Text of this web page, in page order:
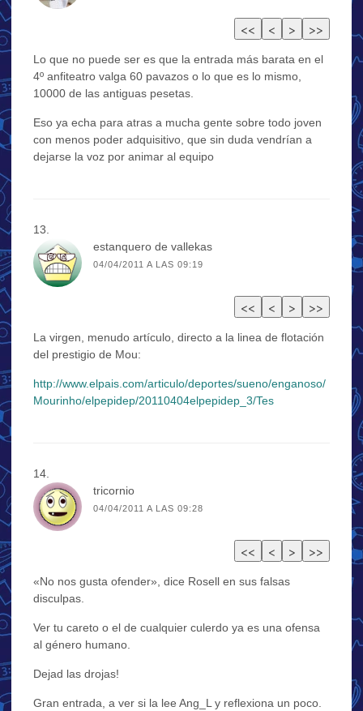
Lo que no puede ser es que la entrada más barata en el
4º anfiteatro valga 60 pavazos o lo que es lo mismo,
10000 de las antiguas pesetas.
Eso ya echa para atras a mucha gente sobre todo joven
con menos poder adquisitivo, que sin duda vendrían a
dejarse la voz por animar al equipo
estanquero de vallekas
04/04/2011 A LAS 09:19
La virgen, menudo artículo, directo a la linea de flotación
del prestigio de Mou:
http://www.elpais.com/articulo/deportes/sueno/enganoso/
Mourinho/elpepidep/20110404elpepidep_3/Tes
tricornio
04/04/2011 A LAS 09:28
«No nos gusta ofender», dice Rosell en sus falsas
disculpas.
Ver tu careto o el de cualquier culerdo ya es una ofensa
al género humano.
Dejad las drojas!
Gran entrada, a ver si la lee Ang_L y reflexiona un poco.